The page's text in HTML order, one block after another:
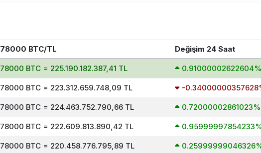
78000 BTC/TL Değişim 24 Saat
78000 BTC = 225.190.182.387,41 TL 0.91000002622604%
78000 BTC = 223.312.659.748,09 TL -
78000 BTC = 224.463.752.790,66 TL 0.72000002861023%
78000 BTC = 222.609.813.890,42 TL
78000 BTC = 220.458.776.795,89 TL